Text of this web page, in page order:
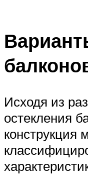
Исходя из
остекления
конструкция